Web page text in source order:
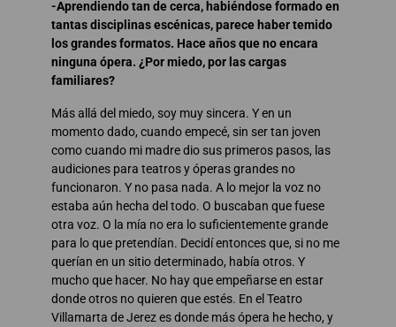
-Aprendiendo tan de cerca, habiéndose formado en
tantas disciplinas escénicas, parece haber temido
los grandes formatos. Hace años que no encara
ninguna ópera. ¿Por miedo, por las cargas
familiares?
Más allá del miedo, soy muy sincera. Y en un
momento dado, cuando empecé, sin ser tan joven
como cuando mi madre dio sus primeros pasos, las
audiciones para teatros y óperas grandes no
funcionaron. Y no pasa nada. A lo mejor la voz no
estaba aún hecha del todo. O buscaban que fuese
otra voz. O la mía no era lo suficientemente grande
para lo que pretendían. Decidí entonces que, si no me
querían en un sitio determinado, había otros. Y
mucho que hacer. No hay que empeñarse en estar
donde otros no quieren que estés. En el Teatro
Villamarta de Jerez es donde más ópera he hecho, y